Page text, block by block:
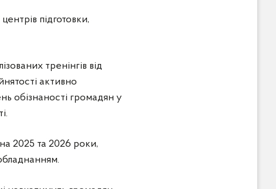
підготовки,
тренінгів від
активно
обізнаності громадян у
2025 та 2026 роки,